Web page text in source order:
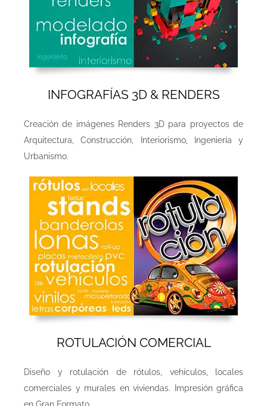
INFOGRAFÍAS 3D & RENDERS
Creación de imágenes Renders 3D para proyectos de
Arquitectura, Construcción, Interiorismo, Ingeniería y
Urbanismo.
ROTULACIÓN COMERCIAL
Diseño y rotulación de rótulos, vehículos, locales
comerciales y murales en viviendas. Impresión gráfica
en Gran Formato.